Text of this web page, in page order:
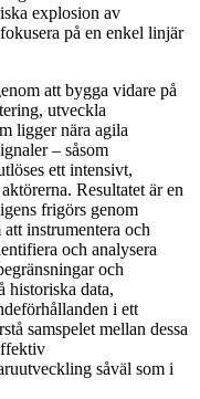
explosion av
på en enkel linjär
att bygga vidare på
utveckla
ligger nära agila
– såsom
ett intensivt,
Resultatet är en
frigörs genom
instrumentera och
och analysera
och
historiska data,
i ett
samspelet mellan dessa
såväl som i